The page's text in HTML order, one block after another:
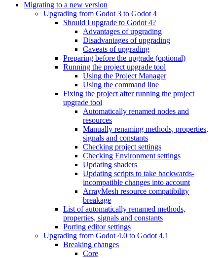
Migrating to a new version
Upgrading from Godot 3 to Godot 4
Should I upgrade to Godot 4?
Advantages of upgrading
Disadvantages of upgrading
Caveats of upgrading
Preparing before the upgrade (optional)
Running the project upgrade tool
Using the Project Manager
Using the command line
Fixing the project after running the project
upgrade tool
Automatically renamed nodes and
resources
Manually renaming methods, properties,
signals and constants
Checking project settings
Checking Environment settings
Updating shaders
Updating scripts to take backwards-
incompatible changes into account
ArrayMesh resource compatibility
breakage
List of automatically renamed methods,
properties, signals and constants
Porting editor settings
Upgrading from Godot 4.0 to Godot 4.1
Breaking changes
Core